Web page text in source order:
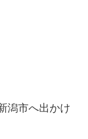
潟市へ出かけ